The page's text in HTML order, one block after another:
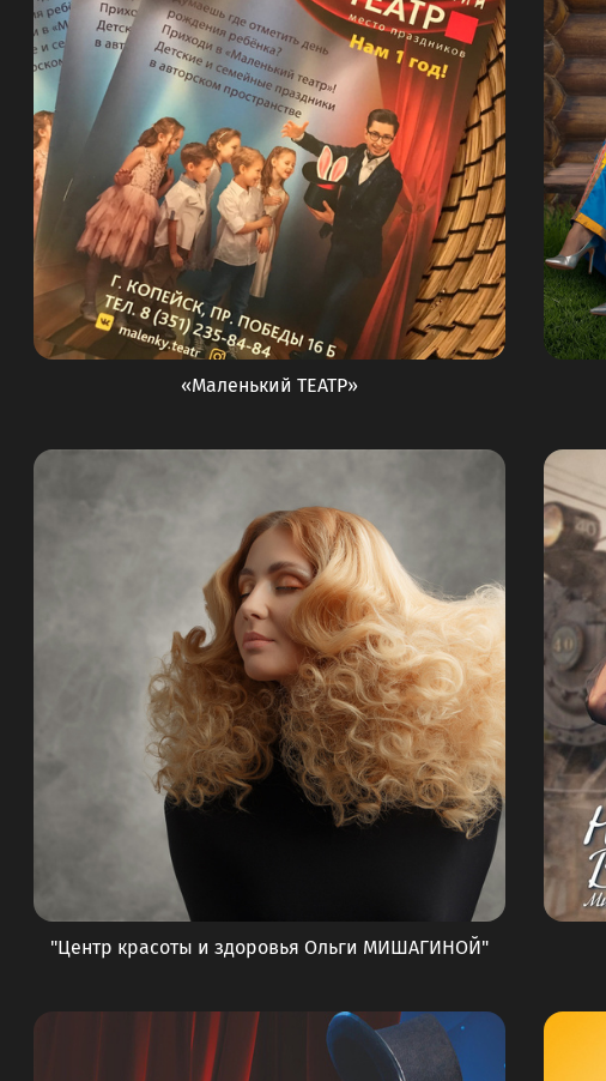
«Маленький ТЕАТР»
"Центр красоты и здоровья Ольги МИШАГИНОЙ"